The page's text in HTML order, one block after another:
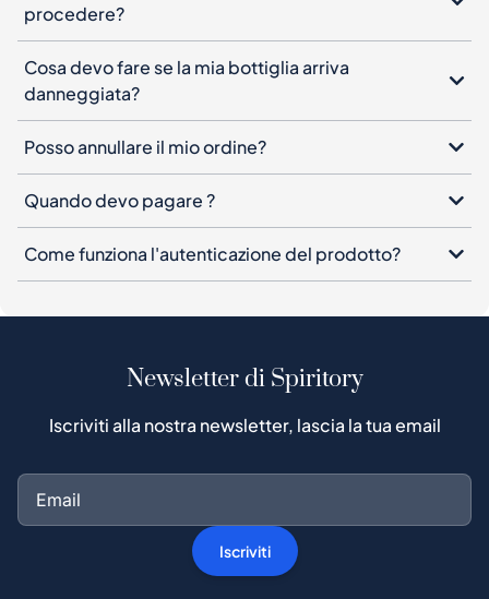
procedere?
Cosa devo fare se la mia bottiglia arriva
danneggiata?
Posso annullare il mio ordine?
Quando devo pagare ?
Come funziona l'autenticazione del prodotto?
Newsletter di Spiritory
Iscriviti alla nostra newsletter, lascia la tua email
Iscriviti